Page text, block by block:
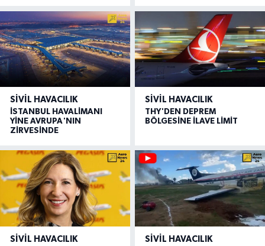
SIVIL HAVACILIK
İSTANBUL HAVALİMANI
YİNE AVRUPA'NIN
ZİRVESİNDE
SIVIL HAVACILIK
THY'DEN DEPREM
BÖLGESİNE İLAVE LİMİT
SIVIL HAVACILIK SIVIL HAVACILIK